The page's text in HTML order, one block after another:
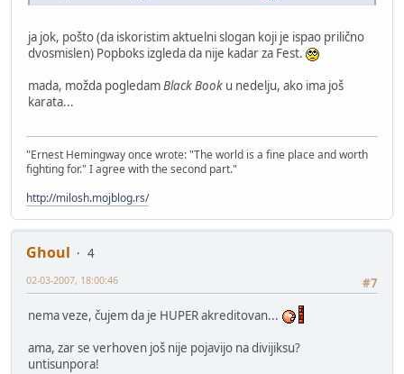
ja jok, pošto (da iskoristim aktuelni slogan koji je ispao prilično
dvosmislen) Popboks izgleda da nije kadar za Fest.
mada, možda pogledamBlack Book u nedelju, ako ima još
karata...
"Ernest Hemingway once wrote: "The world is a fine place and worth
fighting for." I agree with the second part."
http://milosh.mojblog.rs/
Ghoul
4
#7
02-03-2007, 18:00:46
nema veze, čujem da je HUPER akreditovan...
ama, zar se verhoven još nije pojavijo na divijiksu?
untisunpora!